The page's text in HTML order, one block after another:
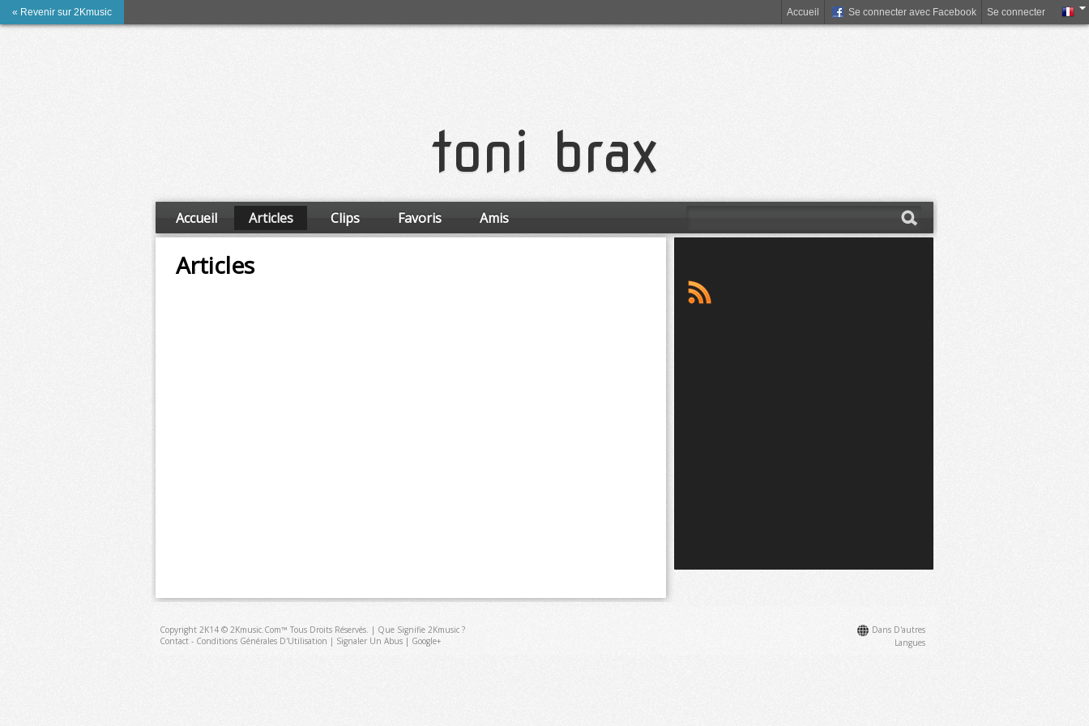
« Revenir sur 2Kmusic Accueil Se connecter avec Facebook Se connecter
toni brax
Accueil Articles Clips Favoris Amis
Articles
Dans D'autres
Langues
Copyright 2K14 © 2Kmusic.com™ Tous Droits Réservés. | Que Signifie 2Kmusic ?
Contact - Conditions Générales D'Utilisation | Signaler Un Abus | Google+